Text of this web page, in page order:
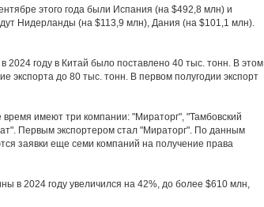
этого года были Испания (на $492,8 млн) и
Нидерланды (на $113,9 млн), Дания (на $101,1 млн).
году в Китай было поставлено 40 тыс. тонн. В этом
экспорта до 80 тыс. тонн. В первом полугодии экспорт
имеют три компании: "Мираторг", "Тамбовский
Первым экспортером стал "Мираторг". По данным
заявки еще семи компаний на получение права
в 2024 году увеличился на 42%, до более $610 млн,